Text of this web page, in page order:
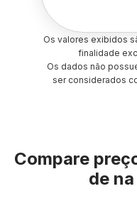
Os valores exibidos
finalidade
Os dados não
ser considerados
Compare
de